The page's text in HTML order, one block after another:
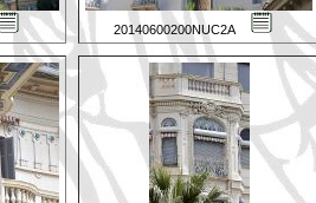
20140600200NUC2A